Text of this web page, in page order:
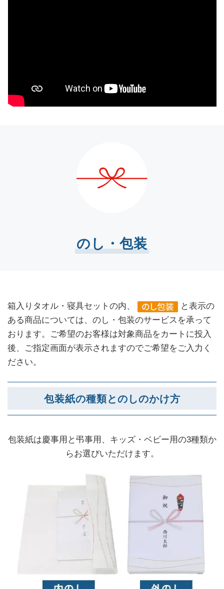
のし・包装
箱入りタオル・寝具セットの内、
と表示の
ある商品については、のし・包装のサービスを承って
おります。ご希望のお客様は対象商品をカートに投入
後、ご指定画面が表示されますのでご希望をご入力く
ださい。
包装紙の種類とのしのかけ方
包装紙は慶事用と弔事用、キッズ・ベビー用の3種類か
らお選びいただけます。